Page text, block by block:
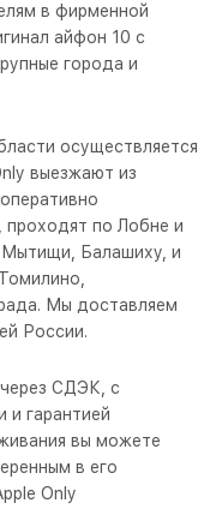
в фирменной
айфон 10 с
города и
осуществляется
выезжают из
проходят по Лобне и
Балашиху, и
Мы доставляем
России.
СДЭК, с
и гарантией
вы можете
в его
Only